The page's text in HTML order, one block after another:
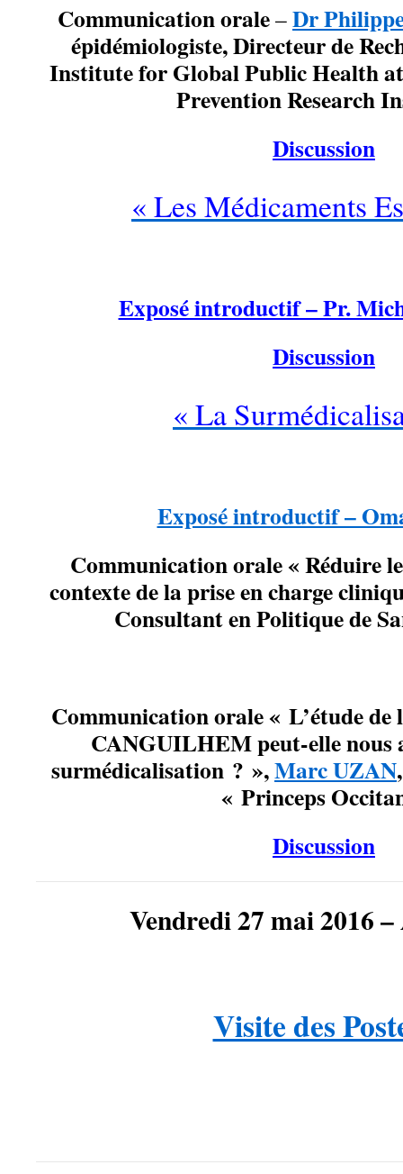
Communication orale–Dr
épidémiologiste, Directeur de
Institute for Global Public Health
Prevention Research
Discussion
« Les Médicaments
Exposé introductif – Pr.
Discussion
« La
Exposé introductif –
Communication orale « Réduire
contexte de la prise en charge
Consultant en Politique de
Communication orale « L’étude de
CANGUILHEM peut-elle nous
surmédicalisation ? »,Marc UZAN
« Princeps
Discussion
Vendredi 27 mai 2016
Visite des